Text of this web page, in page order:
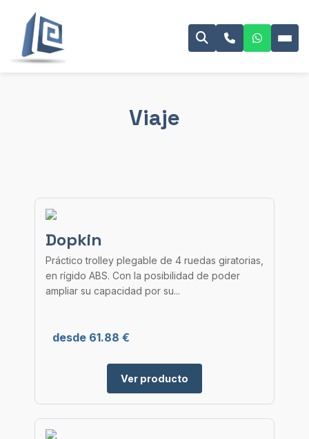
Viaje
Dopkin
Práctico trolley plegable de 4 ruedas giratorias,
en rígido ABS. Con la posibilidad de poder
ampliar su capacidad por su...
desde 61.88 €
Ver producto